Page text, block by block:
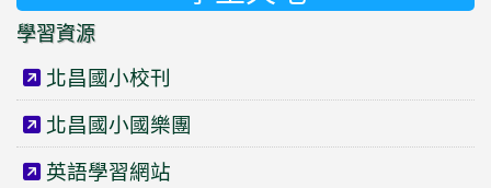
學習資源
北昌國小校刊
北昌國小國樂團
英語學習網站